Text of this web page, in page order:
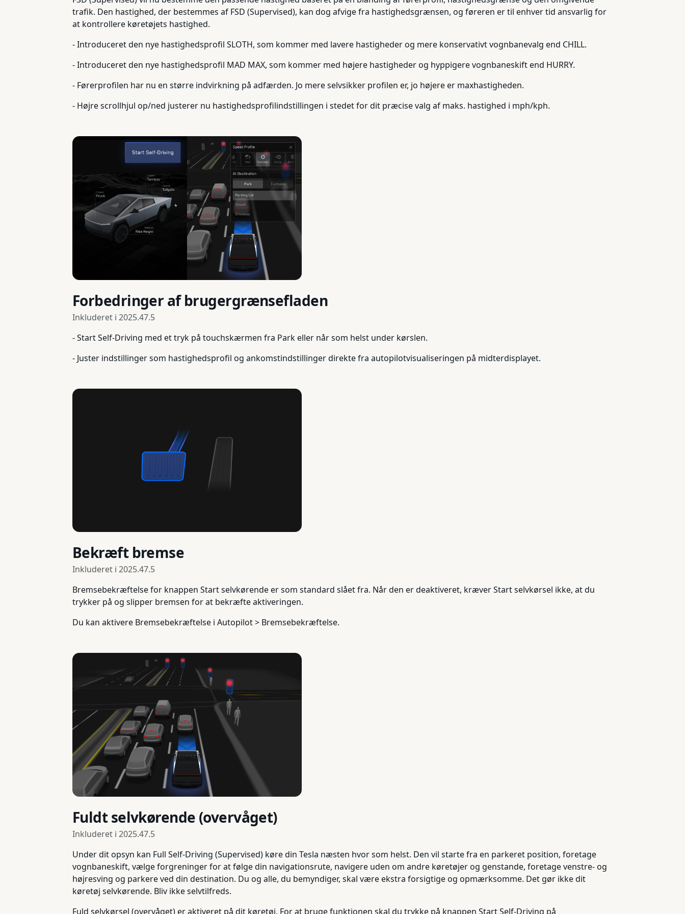
trafik. Den hastighed, der bestemmes af FSD (Supervised), kan dog afvige fra hastighedsgrænsen, og føreren er til enhver tid ansvarlig for
at kontrollere køretøjets hastighed.
- Introduceret den nye hastighedsprofil SLOTH, som kommer med lavere hastigheder og mere konservativt vognbanevalg end CHILL.
- Introduceret den nye hastighedsprofil MAD MAX, som kommer med højere hastigheder og hyppigere vognbaneskift end HURRY.
- Førerprofilen har nu en større indvirkning på adfærden. Jo mere selvsikker profilen er, jo højere er maxhastigheden.
- Højre scrollhjul op/ned justerer nu hastighedsprofilindstillingen i stedet for dit præcise valg af maks. hastighed i mph/kph.
Forbedringer af brugergrænsefladen
Inkluderet i 2025.47.5
- Start Self-Driving med et tryk på touchskærmen fra Park eller når som helst under kørslen.
- Juster indstillinger som hastighedsprofil og ankomstindstillinger direkte fra autopilotvisualiseringen på midterdisplayet.
Bekræft bremse
Inkluderet i 2025.47.5
Bremsebekræftelse for knappen Start selvkørende er som standard slået fra. Når den er deaktiveret, kræver Start selvkørsel ikke, at du
trykker på og slipper bremsen for at bekræfte aktiveringen.
Du kan aktivere Bremsebekræftelse i Autopilot > Bremsebekræftelse.
Fuldt selvkørende (overvåget)
Inkluderet i 2025.47.5
Under dit opsyn kan Full Self-Driving (Supervised) køre din Tesla næsten hvor som helst. Den vil starte fra en parkeret position, foretage
vognbaneskift, vælge forgreninger for at følge din navigationsrute, navigere uden om andre køretøjer og genstande, foretage venstre- og
højresving og parkere ved din destination. Du og alle, du bemyndiger, skal være ekstra forsigtige og opmærksomme. Det gør ikke dit
køretøj selvkørende. Bliv ikke selvtilfreds.
Fuld selvkørsel (overvåget) er aktiveret på dit køretøj. For at bruge funktionen skal du trykke på knappen Start Self-Driving på